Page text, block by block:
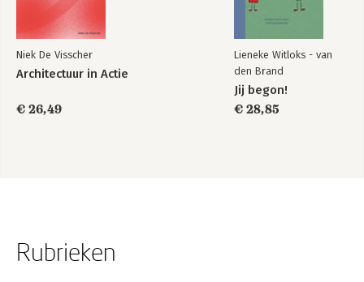
Niek De Visscher
Architectuur in Actie
€ 26,49
Lieneke Witloks - van
den Brand
Jij begon!
€ 28,85
Rubrieken